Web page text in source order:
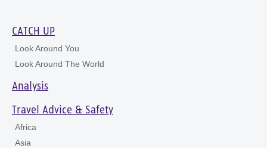
CATCH UP
Look Around You
Look Around The World
Analysis
Travel Advice & Safety
Africa
Asia